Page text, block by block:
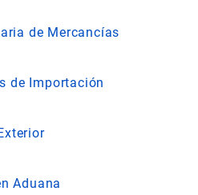
de Mercancías
de Importación
Aduana